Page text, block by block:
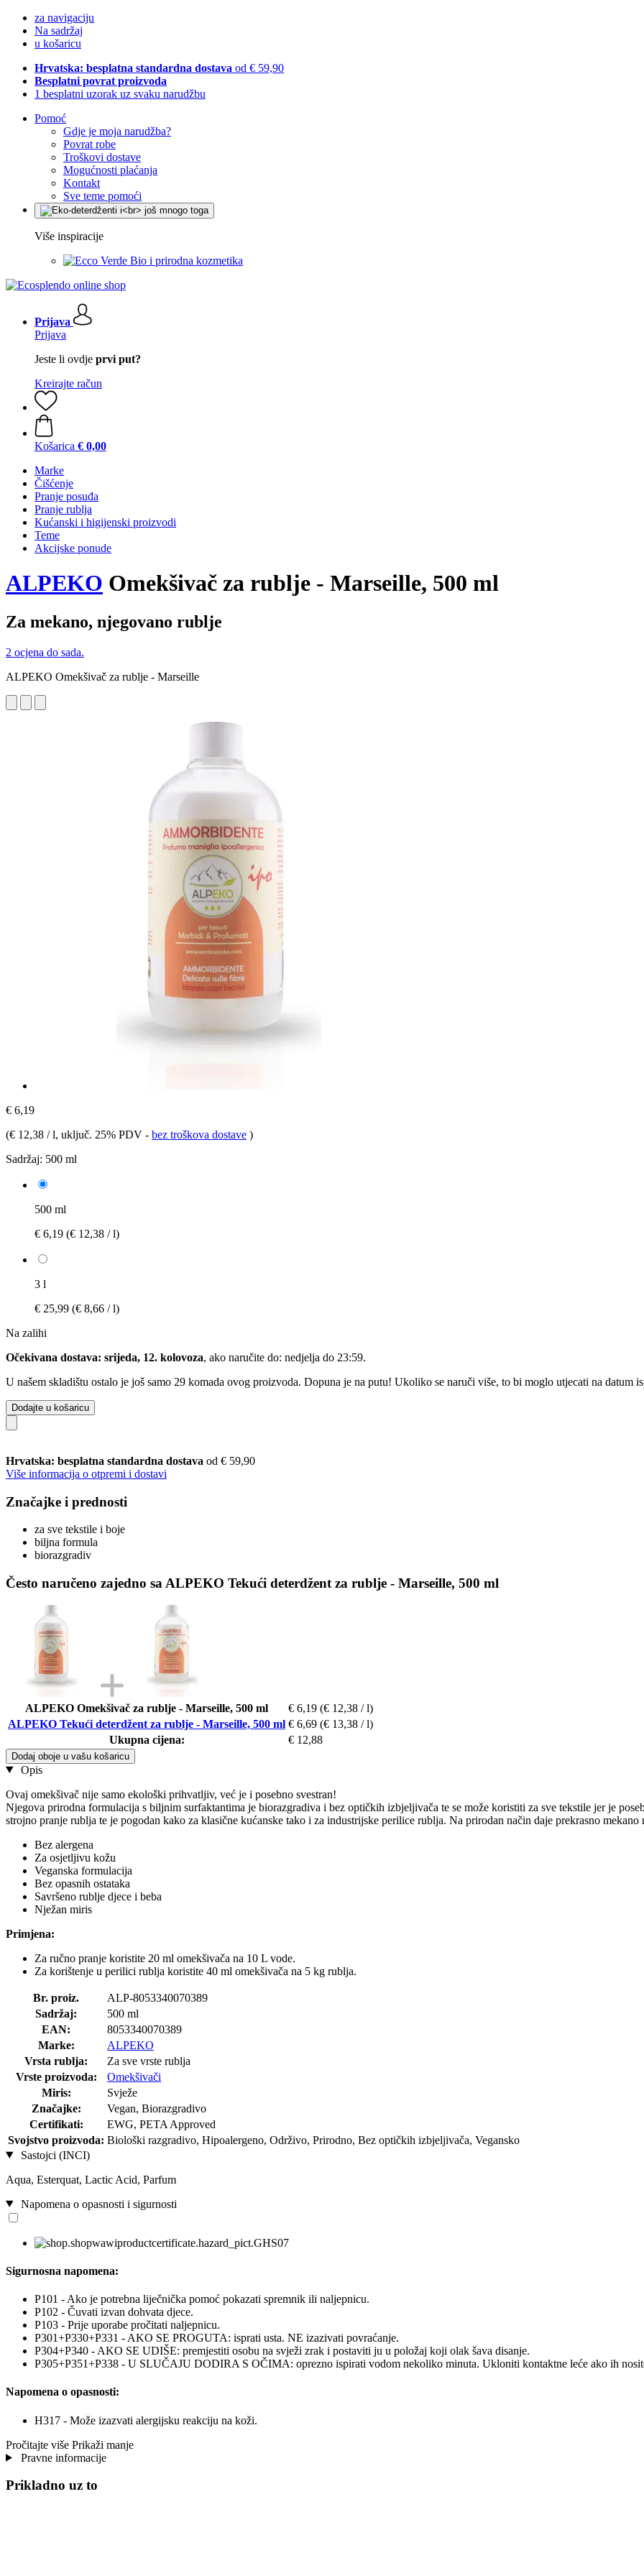
za navigaciju
Na sadržaj
u košaricu
Hrvatska: besplatna standardna dostava od € 59,90
Besplatni povrat proizvoda
1 besplatni uzorak uz svaku narudžbu
Pomoć
Gdje je moja narudžba?
Povrat robe
Troškovi dostave
Mogućnosti plaćanja
Kontakt
Sve teme pomoći
Više inspiracije
Bio i prirodna kozmetika
Prijava
Prijava
Jeste li ovdje prvi put?
Kreirajte račun
Košarica € 0,00
Marke
Čišćenje
Pranje posuđa
Pranje rublja
Kućanski i higijenski proizvodi
Teme
Akcijske ponude
ALPEKO Omekšivač za rublje - Marseille, 500 ml
Za mekano, njegovano rublje
2 ocjena do sada.
ALPEKO Omekšivač za rublje - Marseille
€ 6,19
(€ 12,38 / l, uključ. 25% PDV - bez troškova dostave )
Sadržaj: 500 ml
500 ml
€ 6,19 (€ 12,38 / l)
3 l
€ 25,99 (€ 8,66 / l)
Na zalihi
Očekivana dostava: srijeda, 12. kolovoza, ako naručite do: nedjelja do 23:59.
U našem skladištu ostalo je još samo 29 komada ovog proizvoda. Dopuna je na putu! Ukoliko se naruči više, to bi moglo utjecati na datum
Dodajte u košaricu
Hrvatska: besplatna standardna dostava od € 59,90
Više informacija o otpremi i dostavi
Značajke i prednosti
za sve tekstile i boje
biljna formula
biorazgradiv
Često naručeno zajedno sa ALPEKO Tekući deterdžent za rublje - Marseille, 500 ml
ALPEKO Omekšivač za rublje - Marseille, 500 ml € 6,19 (€ 12,38 / l)
ALPEKO Tekući deterdžent za rublje - Marseille, 500 ml € 6,69 (€ 13,38 / l)
Ukupna cijena:
€ 12,88
Dodaj oboje u vašu košaricu
Opis
Ovaj omekšivač nije samo ekološki prihvatljiv, već je i posebno svestran!
Njegova prirodna formulacija s biljnim surfaktantima je biorazgradiva i bez optičkih izbjeljivača te se može koristiti za sve tekstile jer je
strojno pranje rublja te je pogodan kako za klasične kućanske tako i za industrijske perilice rublja. Na prirodan način daje prekrasno
Bez alergena
Za osjetljivu kožu
Veganska formulacija
Bez opasnih ostataka
Savršeno rublje djece i beba
Nježan miris
Primjena:
Za ručno pranje koristite 20 ml omekšivača na 10 L vode.
Za korištenje u perilici rublja koristite 40 ml omekšivača na 5 kg rublja.
Br. proiz.
ALP-8053340070389
Sadržaj:
500 ml
EAN:
8053340070389
Marke:
ALPEKO
Vrsta rublja:
Za sve vrste rublja
Vrste proizvoda:
Omekšivači
Miris:
Svježe
Značajke:
Vegan, Biorazgradivo
Certifikati:
EWG, PETA Approved
Svojstvo proizvoda: Biološki razgradivo, Hipoalergeno, Održivo, Prirodno, Bez optičkih izbjeljivača, Vegansko
Sastojci (INCI)
Aqua, Esterquat, Lactic Acid, Parfum
Napomena o opasnosti i sigurnosti
Sigurnosna napomena:
P101 - Ako je potrebna liječnička pomoć pokazati spremnik ili naljepnicu.
P102 - Čuvati izvan dohvata djece.
P103 - Prije uporabe pročitati naljepnicu.
P301+P330+P331 - AKO SE PROGUTA: isprati usta. NE izazivati povraćanje.
P304+P340 - AKO SE UDIŠE: premjestiti osobu na svježi zrak i postaviti ju u položaj koji olak­ šava disanje.
P305+P351+P338 - U SLUČAJU DODIRA S OČIMA: oprezno ispirati vodom nekoliko minuta. Ukloniti kontaktne leće ako ih
Napomena o opasnosti:
H317 - Može izazvati alergijsku reakciju na koži.
Pročitajte više Prikaži manje
Pravne informacije
Prikladno uz to